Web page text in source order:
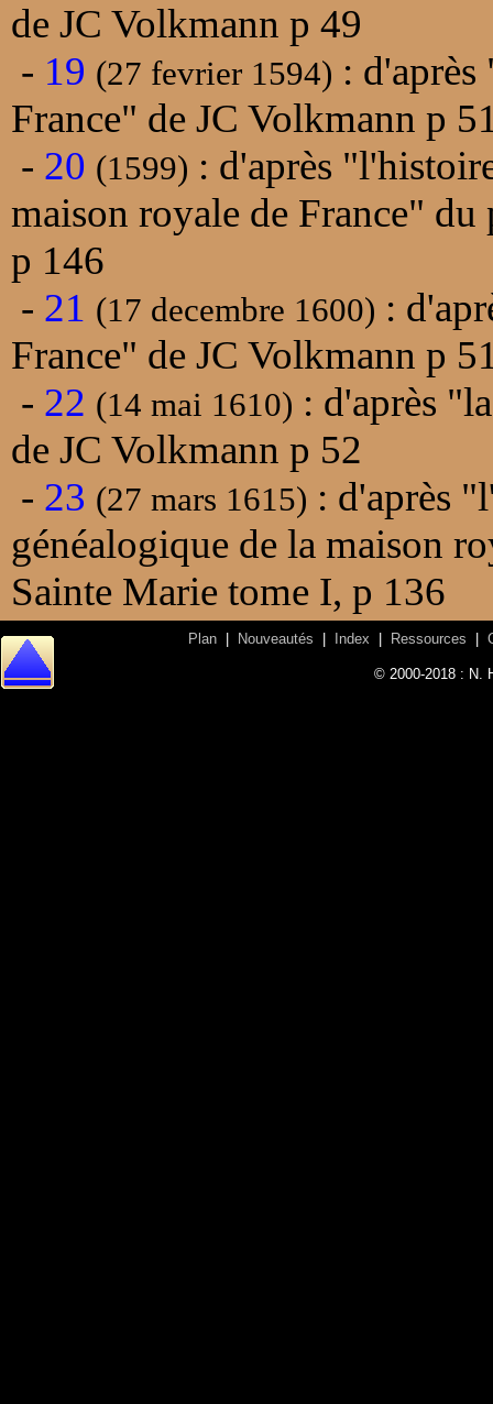
de JC Volkmann p 49
- 19 (27 fevrier 1594) :
France" de JC Volkmann p
- 20 (1599) : d'après
maison royale de France"
p 146
- 21 (17 decembre 1600) :
France" de JC Volkmann p
- 22 (14 mai 1610) : d'après
de JC Volkmann p 52
- 23 (27 mars 1615) : d'après
généalogique de la maison
Sainte Marie tome I, p 136
Plan Nouveautés Index Ressources
© 2000-2018 : N.